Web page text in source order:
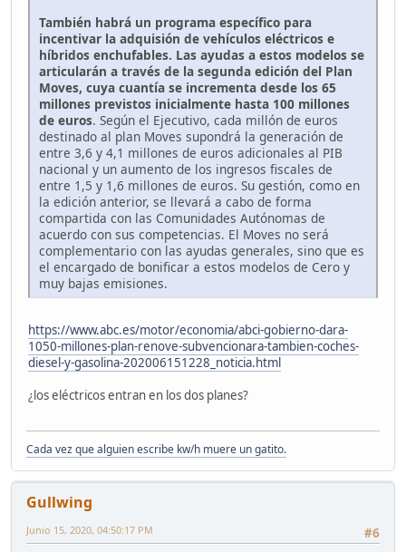
También habrá un programa específico para
incentivar la adquisión de vehículos eléctricos e
híbridos enchufables. Las ayudas a estos modelos se
articularán a través de la segunda edición del Plan
Moves, cuya cuantía se incrementa desde los 65
millones previstos inicialmente hasta 100 millones
de euros. Según el Ejecutivo, cada millón de euros
destinado al plan Moves supondrá la generación de
entre 3,6 y 4,1 millones de euros adicionales al PIB
nacional y un aumento de los ingresos fiscales de
entre 1,5 y 1,6 millones de euros. Su gestión, como en
la edición anterior, se llevará a cabo de forma
compartida con las Comunidades Autónomas de
acuerdo con sus competencias. El Moves no será
complementario con las ayudas generales, sino que es
el encargado de bonificar a estos modelos de Cero y
muy bajas emisiones.
https://www.abc.es/motor/economia/abci-gobierno-dara-
1050-millones-plan-renove-subvencionara-tambien-coches-
diesel-y-gasolina-202006151228_noticia.html
¿los eléctricos entran en los dos planes?
Cada vez que alguien escribe kw/h muere un gatito.
Gullwing
#6
Junio 15, 2020, 04:50:17 PM